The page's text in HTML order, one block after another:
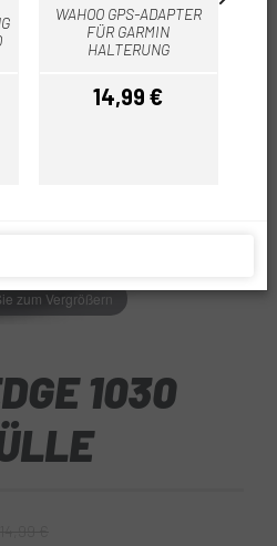
zum Vergrößern
1030
WAHOO GPS-ADAPTER
FÜR GARMIN
HALTERUNG
Preis
14,99 €